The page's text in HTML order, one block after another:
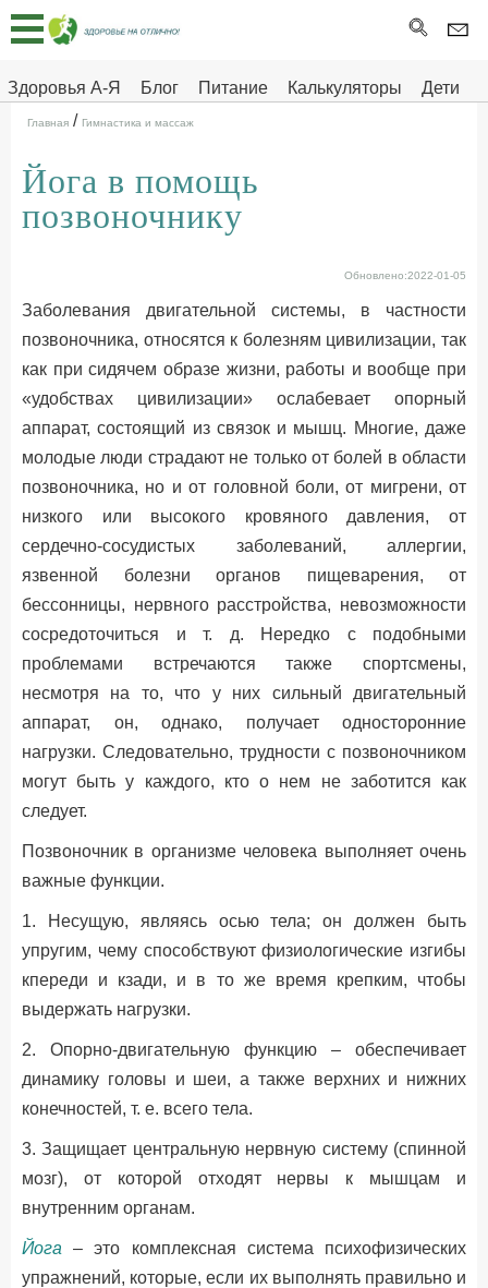
Здоровья А-Я Блог Питание Калькуляторы
Дети
Здоровье на отлично
Главная
Тесты
Про
ДЕТЯМ
Главная / Гимнастика и массаж
Йога в помощь
позвоночнику
Обновлено:2022-01-05
Заболевания двигательной системы, в частности
позвоночника, относятся к болезням цивилизации, так
как при сидячем образе жизни, работы и вообще при
«удобствах цивилизации» ослабевает опорный
аппарат, состоящий из связок и мышц. Многие, даже
молодые люди страдают не только от болей в области
позвоночника, но и от головной боли, от мигрени, от
низкого или высокого кровяного давления, от
сердечно-сосудистых заболеваний, аллергии,
язвенной болезни органов пищеварения, от
бессонницы, нервного расстройства, невозможности
сосредоточиться и т. д. Нередко с подобными
проблемами встречаются также спортсмены,
несмотря на то, что у них сильный двигательный
аппарат, он, однако, получает односторонние
нагрузки. Следовательно, трудности с позвоночником
могут быть у каждого, кто о нем не заботится как
следует.
Позвоночник в организме человека выполняет очень
важные функции.
1. Несущую, являясь осью тела; он должен быть
упругим, чему способствуют физиологические изгибы
кпереди и кзади, и в то же время крепким, чтобы
выдержать нагрузки.
2. Опорно-двигательную функцию – обеспечивает
динамику головы и шеи, а также верхних и нижних
конечностей, т. е. всего тела.
3. Защищает центральную нервную систему (спинной
мозг), от которой отходят нервы к мышцам и
внутренним органам.
Йога – это комплексная система психофизических
упражнений, которые, если их выполнять правильно и